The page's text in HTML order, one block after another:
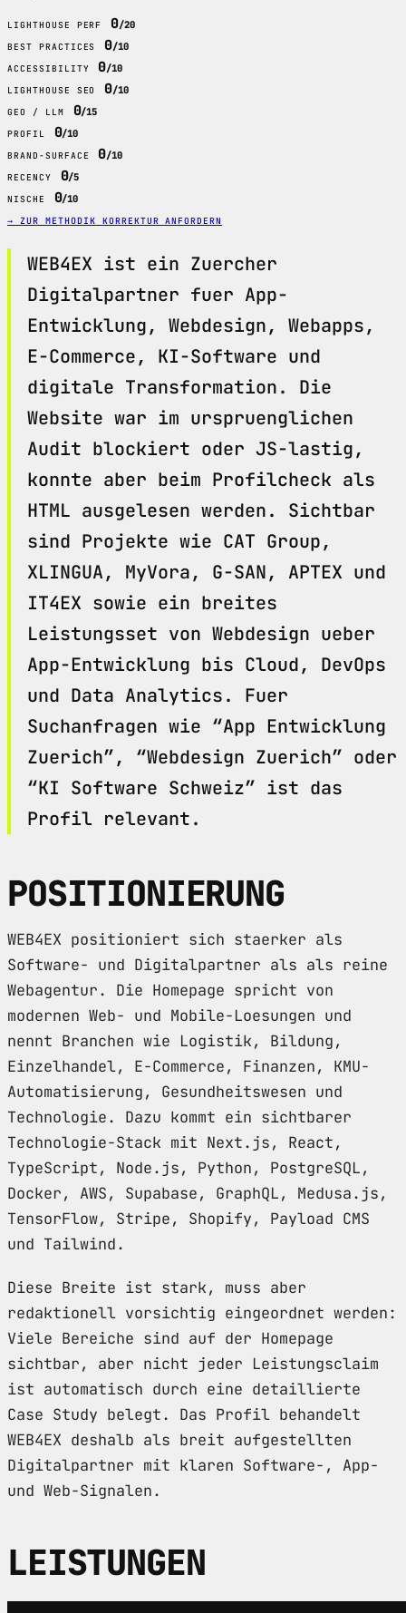
LIGHTHOUSE PERF 0/20
BEST PRACTICES 0/10
ACCESSIBILITY 0/10
LIGHTHOUSE SEO 0/10
GEO / LLM 0/15
PROFIL 0/10
BRAND-SURFACE 0/10
RECENCY 0/5
NISCHE 0/10
→ ZUR METHODIK KORREKTUR ANFORDERN
WEB4EX ist ein Zuercher
Digitalpartner fuer App-
Entwicklung, Webdesign, Webapps,
E-Commerce, KI-Software und
digitale Transformation. Die
Website war im urspruenglichen
Audit blockiert oder JS-lastig,
konnte aber beim Profilcheck als
HTML ausgelesen werden. Sichtbar
sind Projekte wie CAT Group,
XLINGUA, MyVora, G-SAN, APTEX und
IT4EX sowie ein breites
Leistungsset von Webdesign ueber
App-Entwicklung bis Cloud, DevOps
und Data Analytics. Fuer
Suchanfragen wie “App Entwicklung
Zuerich”, “Webdesign Zuerich” oder
“KI Software Schweiz” ist das
Profil relevant.
POSITIONIERUNG
WEB4EX positioniert sich staerker als
Software- und Digitalpartner als als reine
Webagentur. Die Homepage spricht von
modernen Web- und Mobile-Loesungen und
nennt Branchen wie Logistik, Bildung,
Einzelhandel, E-Commerce, Finanzen, KMU-
Automatisierung, Gesundheitswesen und
Technologie. Dazu kommt ein sichtbarer
Technologie-Stack mit Next.js, React,
TypeScript, Node.js, Python, PostgreSQL,
Docker, AWS, Supabase, GraphQL, Medusa.js,
TensorFlow, Stripe, Shopify, Payload CMS
und Tailwind.
Diese Breite ist stark, muss aber
redaktionell vorsichtig eingeordnet werden:
Viele Bereiche sind auf der Homepage
sichtbar, aber nicht jeder Leistungsclaim
ist automatisch durch eine detaillierte
Case Study belegt. Das Profil behandelt
WEB4EX deshalb als breit aufgestellten
Digitalpartner mit klaren Software-, App-
und Web-Signalen.
LEISTUNGEN